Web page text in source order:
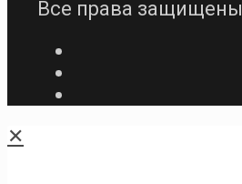
Все права защищены
✕